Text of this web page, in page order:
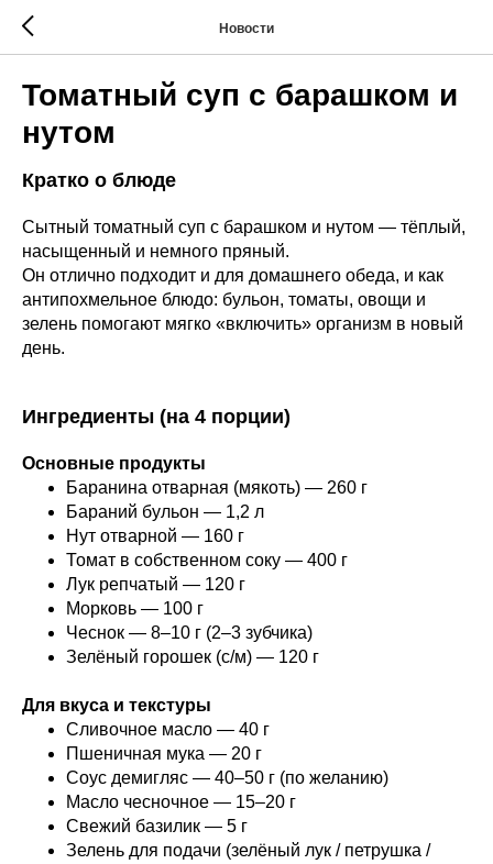
Новости
Томатный суп с барашком и
нутом
Кратко о блюде
Сытный томатный суп с барашком и нутом — тёплый,
насыщенный и немного пряный.
Он отлично подходит и для домашнего обеда, и как
антипохмельное блюдо: бульон, томаты, овощи и
зелень помогают мягко «включить» организм в новый
день.
Ингредиенты (на 4 порции)
Основные продукты
Баранина отварная (мякоть) — 260 г
Бараний бульон — 1,2 л
Нут отварной — 160 г
Томат в собственном соку — 400 г
Лук репчатый — 120 г
Морковь — 100 г
Чеснок — 8–10 г (2–3 зубчика)
Зелёный горошек (с/м) — 120 г
Для вкуса и текстуры
Сливочное масло — 40 г
Пшеничная мука — 20 г
Соус демигляс — 40–50 г (по желанию)
Масло чесночное — 15–20 г
Свежий базилик — 5 г
Зелень для подачи (зелёный лук / петрушка /